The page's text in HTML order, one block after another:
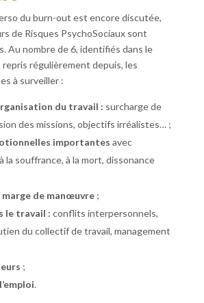
du burn-out est encore discutée,
de Risques PsychoSociaux sont
Au nombre de 6, identifiés dans le
régulièrement depuis, les
à surveiller :
du travail : surcharge de
des missions, objectifs irréalistes… ;
importantes avec
la souffrance, à la mort, dissonance
de manœuvre;
le travail : conflits interpersonnels,
du collectif de travail, management
;
.